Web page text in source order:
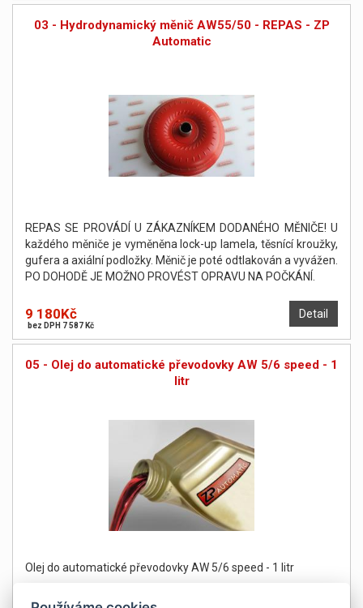
03 - Hydrodynamický měnič AW55/50 - REPAS - ZP
Automatic
REPAS SE PROVÁDÍ U ZÁKAZNÍKEM DODANÉHO MĚNIČE! U
každého měniče je vyměněna lock-up lamela, těsnící kroužky,
gufera a axiální podložky. Měnič je poté odtlakován a vyvážen.
PO DOHODĚ JE MOŽNO PROVÉST OPRAVU NA POČKÁNÍ.
Detail
9 180Kč
bez DPH 7 587 Kč
05 - Olej do automatické převodovky AW 5/6 speed - 1
litr
Olej do automatické převodovky AW 5/6 speed - 1 litr